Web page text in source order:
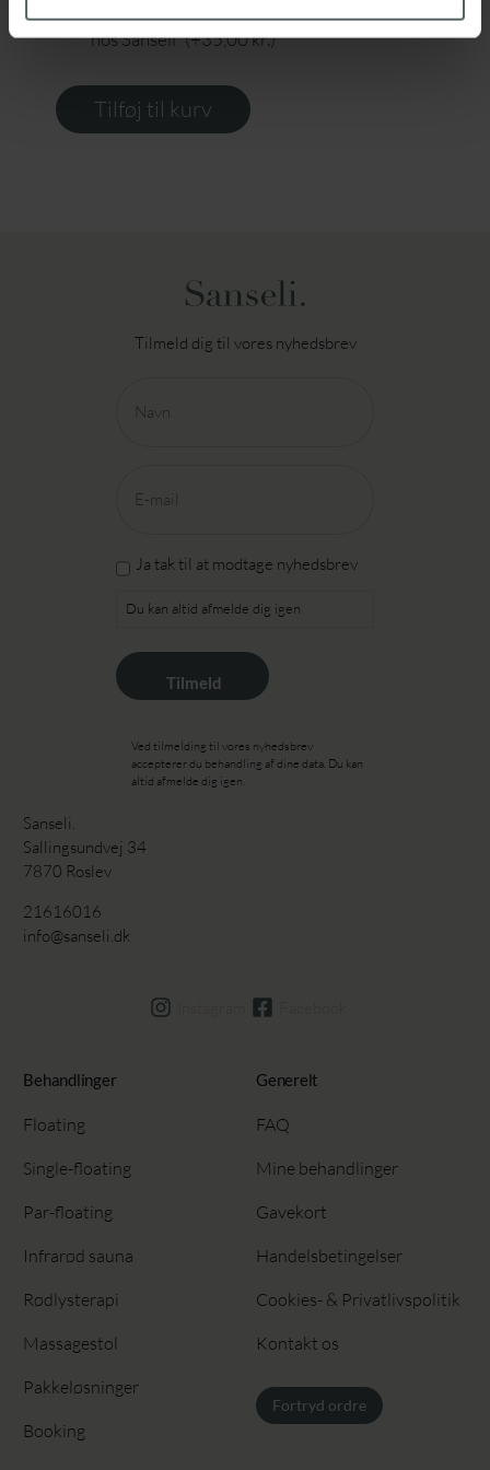
hos Sanseli (+35,00kr.)
Tilføj til kurv
Tilmeld dig til vores nyhedsbrev
(Påkrævet)
mail
Ja
til
modtage
nyhedsbrev
Ja tak til at modtage nyhedsbrev
Du kan altid afmelde dig igen
Ved tilmelding til vores nyhedsbrev
accepterer du behandling af dine data. Du kan
altid afmelde dig igen.
Sanseli.
Sallingsundvej 34
7870 Roslev
21616016
info@sanseli.dk
Behandlinger
Floating
Single-floating
Par-floating
Infrarød sauna
Rødlysterapi
Massagestol
Pakkeløsninger
Booking
Generelt
FAQ
Mine behandlinger
Gavekort
Handelsbetingelser
Cookies- & Privatlivspolitik
Kontakt os
Fortryd ordre